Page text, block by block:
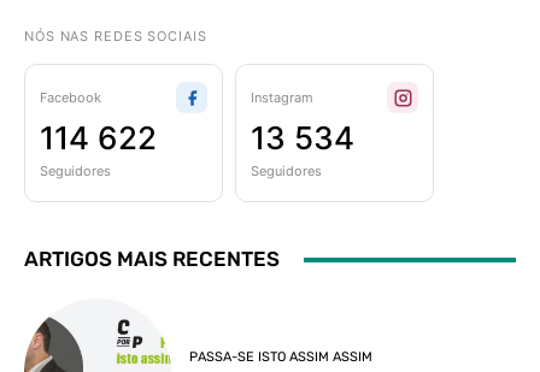
NÓS NAS REDES SOCIAIS
Facebook
114 622
Seguidores
Instagram
13 534
Seguidores
ARTIGOS MAIS RECENTES
PASSA-SE ISTO ASSIM ASSIM